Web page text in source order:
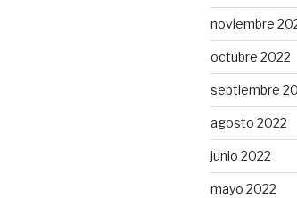
noviembre
octubre 2022
septiembre
agosto 2022
junio 2022
mayo 2022